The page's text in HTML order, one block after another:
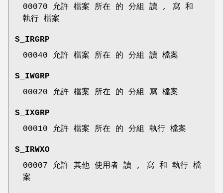
00070 允許 檔案 所在 的 分組 讀 , 寫 和
執行 檔案
S_IRGRP
00040 允許 檔案 所在 的 分組 讀 檔案
S_IWGRP
00020 允許 檔案 所在 的 分組 寫 檔案
S_IXGRP
00010 允許 檔案 所在 的 分組 執行 檔案
S_IRWXO
00007 允許 其他 使用者 讀 , 寫 和 執行 檔
案